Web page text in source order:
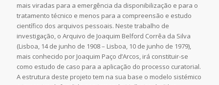
mais viradas para a emergência da disponibilização e para o
tratamento técnico e menos para a compreensão e estudo
científico dos arquivos pessoais. Neste trabalho de
investigação, o Arquivo de Joaquim Belford Corrêa da Silva
(Lisboa, 14 de junho de 1908 – Lisboa, 10 de junho de 1979),
mais conhecido por Joaquim Paço d’Arcos, irá constituir-se
como estudo de caso para a aplicação do processo curatorial.
A estrutura deste projeto tem na sua base o modelo sistémico